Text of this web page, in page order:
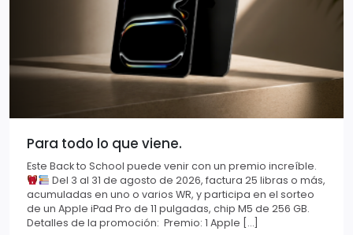
Para todo lo que viene.
Este Back to School puede venir con un premio increíble.
Del 3 al 31 de agosto de 2026, factura 25 libras o más,
acumuladas en uno o varios WR, y participa en el sorteo
de un Apple iPad Pro de 11 pulgadas, chip M5 de 256 GB.
Detalles de la promoción: Premio: 1 Apple […]